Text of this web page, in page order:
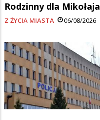
Rodzinny dla Mikołaja
Z ŻYCIA MIASTA 06/08/2026